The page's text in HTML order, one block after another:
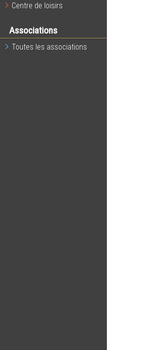
Centre de loisirs
Associations
Toutes les associations